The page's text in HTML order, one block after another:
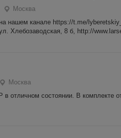
Москва
нашем канале https://t.me/
Хлебозаводская, 8 б, http://
Москва
отличном состоянии. В комплекте